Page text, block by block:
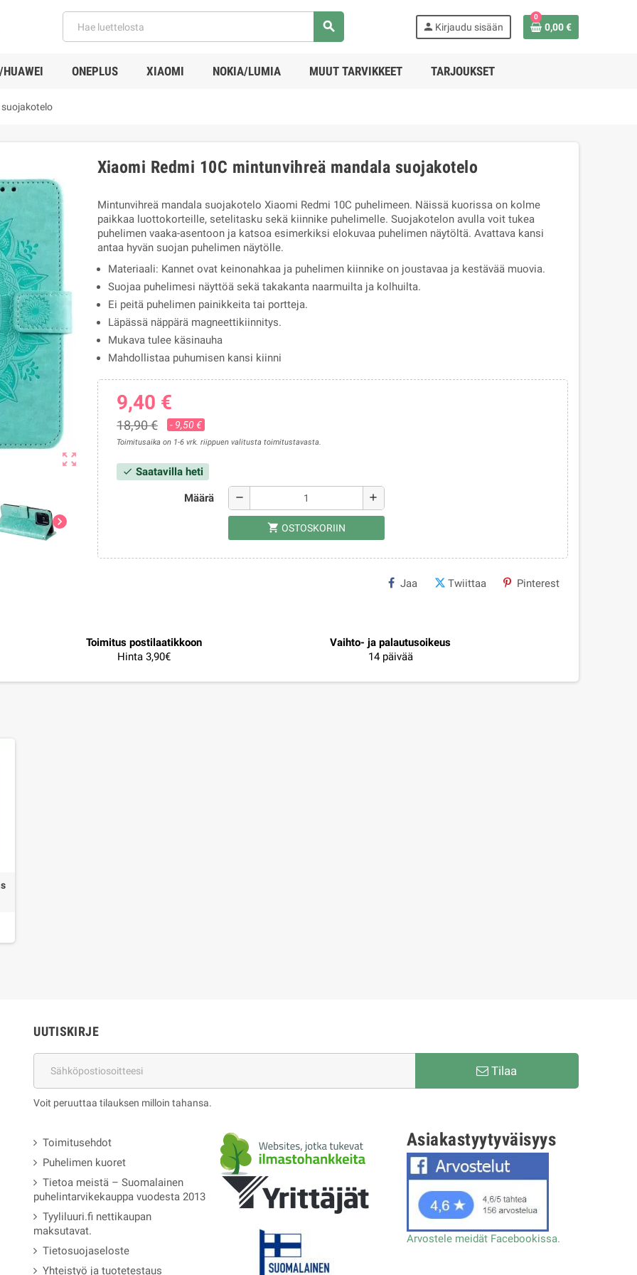
search person Kirjaudu sisään
0
0,00 €
HUAWEI ONEPLUS XIAOMI NOKIA/LUMIA MUUT TARVIKKEET TARJOUKSET
zoom_out_map
chevron_right
Xiaomi Redmi 10C mintunvihreä mandala suojakotelo
Mintunvihreä mandala suojakotelo Xiaomi Redmi 10C puhelimeen. Näissä kuorissa on kolme
paikkaa luottokorteille, setelitasku sekä kiinnike puhelimelle. Suojakotelon avulla voit tukea
puhelimen vaaka-asentoon ja katsoa esimerkiksi elokuvaa puhelimen näytöltä. Avattava kansi
antaa hyvän suojan puhelimen näytölle.
Materiaali: Kannet ovat keinonahkaa ja puhelimen kiinnike on joustavaa ja kestävää muovia.
Suojaa puhelimesi näyttöä sekä takakanta naarmuilta ja kolhuilta.
Ei peitä puhelimen painikkeita tai portteja.
Läpässä näppärä magneettikiinnitys.
Mukava tulee käsinauha
Mahdollistaa puhumisen kansi kiinni
9,40 €
18,90 € - 9,50 €
Toimitusaika on 1-6 vrk. riippuen valitusta toimitustavasta.
check Saatavilla heti
Määrä remove add
shopping_cart OSTOSKORIIN
Jaa Twiittaa Pinterest
Toimitus postilaatikkoon
Hinta 3,90€
Vaihto- ja palautusoikeus
14 päivää
UUTISKIRJE
Tilaa
Voit peruuttaa tilauksen milloin tahansa.
Toimitusehdot
Puhelimen kuoret
Tietoa meistä – Suomalainen
puhelintarvikekauppa vuodesta 2013
Tyyliluuri.fi nettikaupan
maksutavat.
Tietosuojaseloste
Yhteistyö ja tuotetestaus
Asiakastyytyväisyys
Arvostele meidät Facebookissa.